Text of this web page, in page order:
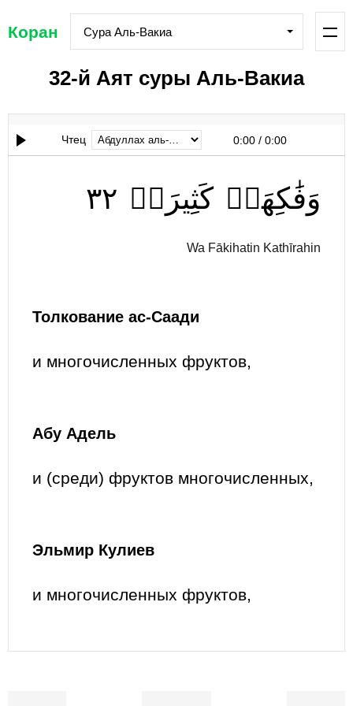
Коран Сура Аль-Вакиа
32-й Аят суры Аль-Вакиа
Чтец 0:00 / 0:00
وَفَٰكِهَةٖ كَثِيرَةٖ ٣٢
Wa Fākihatin Kathīrahin
Толкование ас-Саади
и многочисленных фруктов,
Абу Адель
и (среди) фруктов многочисленных,
Эльмир Кулиев
и многочисленных фруктов,